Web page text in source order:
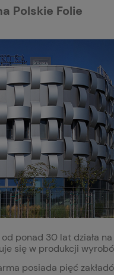
Polskie Folie
od ponad 30 lat działa
się w produkcji
posiada pięć